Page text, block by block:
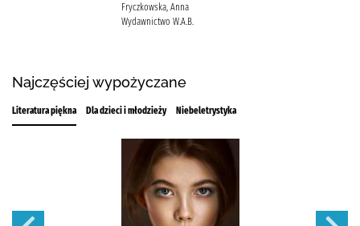
Fryczkowska, Anna
Wydawnictwo W.A.B.
Najczęściej wypożyczane
Literatura piękna Dla dzieci i młodzieży Niebeletrystyka